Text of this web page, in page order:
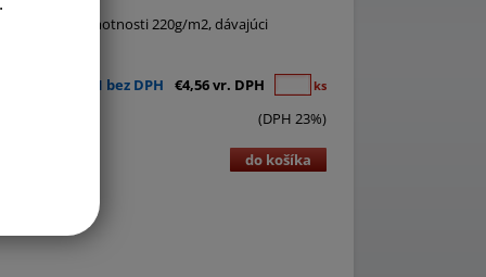
Satinette o hmotnosti 220g/m2, dávajúci
€3,71 bez DPH €4,56 vr. DPH ks
(DPH 23%)
do košíka